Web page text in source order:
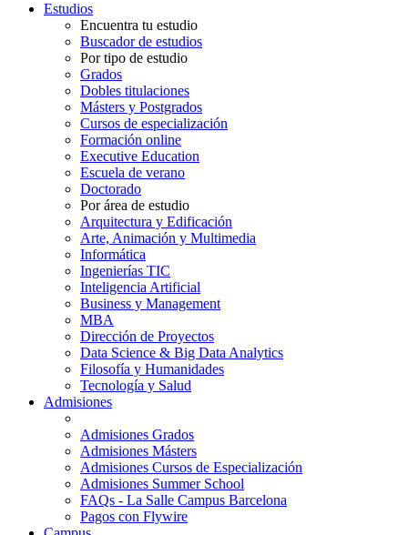
Estudios
Encuentra tu estudio
Buscador de estudios
Por tipo de estudio
Grados
Dobles titulaciones
Másters y Postgrados
Cursos de especialización
Formación online
Executive Education
Escuela de verano
Doctorado
Por área de estudio
Arquitectura y Edificación
Arte, Animación y Multimedia
Informática
Ingenierías TIC
Inteligencia Artificial
Business y Management
MBA
Dirección de Proyectos
Data Science & Big Data Analytics
Filosofía y Humanidades
Tecnología y Salud
Admisiones
Admisiones Grados
Admisiones Másters
Admisiones Cursos de Especialización
Admisiones Summer School
FAQs - La Salle Campus Barcelona
Pagos con Flywire